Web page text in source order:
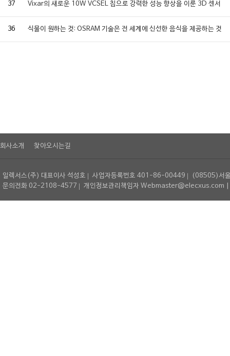
37 Vixar의 새로운 10W VCSEL 칩으로 강력한 성능 향상을 이룬 3D 센서
36 식물이 원하는 것: OSRAM 기술은 전 세계에 신선한 음식을 제공하는 것
회사소개 찾아오시는길
일렉서스(주) 대표이사 석성호 사업자등록번호 401-86-00449
(08505)서
문의전화 02-2108-4577
개인정보관리책임자